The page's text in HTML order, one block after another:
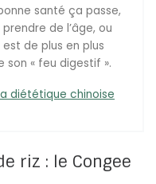
santé ça passe,
de l’âge, ou
de plus en plus
« feu digestif ».
diététique chinoise
riz : le Congee